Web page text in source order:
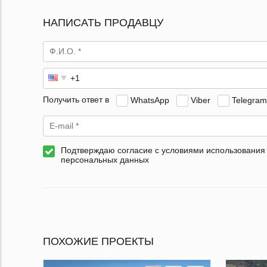
НАПИСАТЬ ПРОДАВЦУ
Получить ответ в WhatsApp Viber Telegram
Подтверждаю согласие с условиями использования
персональных данных
ПОХОЖИЕ ПРОЕКТЫ